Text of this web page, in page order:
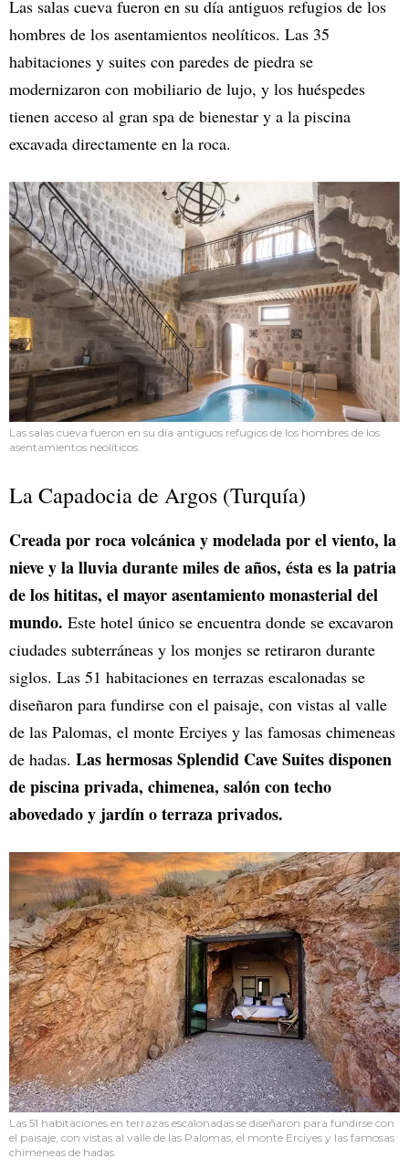
Las salas cueva fueron en su día antiguos refugios de los
hombres de los asentamientos neolíticos. Las 35
habitaciones y suites con paredes de piedra se
modernizaron con mobiliario de lujo, y los huéspedes
tienen acceso al gran spa de bienestar y a la piscina
excavada directamente en la roca.
Las salas cueva fueron en su día antiguos refugios de los hombres de los
asentamientos neolíticos.
La Capadocia de Argos (Turquía)
Creada por roca volcánica y modelada por el viento, la
nieve y la lluvia durante miles de años, ésta es la patria
de los hititas, el mayor asentamiento monasterial del
mundo. Este hotel único se encuentra donde se excavaron
ciudades subterráneas y los monjes se retiraron durante
siglos. Las 51 habitaciones en terrazas escalonadas se
diseñaron para fundirse con el paisaje, con vistas al valle
de las Palomas, el monte Erciyes y las famosas chimeneas
de hadas. Las hermosas Splendid Cave Suites disponen
de piscina privada, chimenea, salón con techo
abovedado y jardín o terraza privados.
Las 51 habitaciones en terrazas escalonadas se diseñaron para fundirse con
el paisaje, con vistas al valle de las Palomas, el monte Erciyes y las famosas
chimeneas de hadas.